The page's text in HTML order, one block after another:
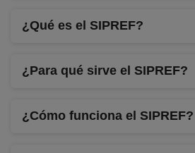
¿Qué es el SIPREF?
¿Para qué sirve el SIPREF?
¿Cómo funciona el SIPREF?